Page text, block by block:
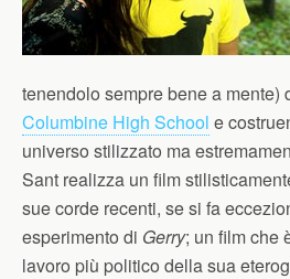
tenendolo sempre bene a mente)
Columbine High School e
universo stilizzato ma
Sant realizza un film
sue corde recenti, se si fa
esperimento di Gerry; un film che
lavoro più politico della sua